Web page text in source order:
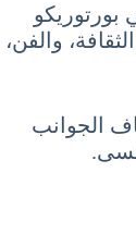
بورتوريكو
والفن،
الجوانب